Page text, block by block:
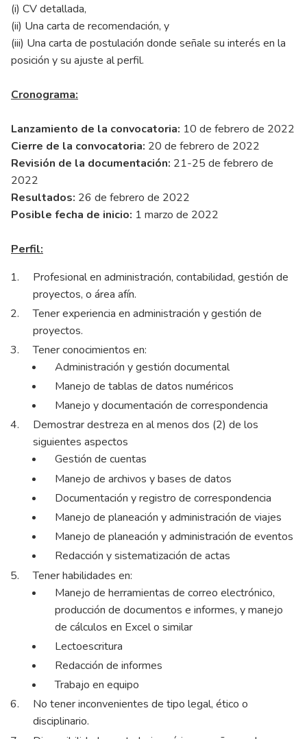
(i) CV detallada,
(ii) Una carta de recomendación, y
(iii) Una carta de postulación donde señale su interés en la
posición y su ajuste al perfil.
Cronograma:
Lanzamiento de la convocatoria: 10 de febrero de 2022
Cierre de la convocatoria: 20 de febrero de 2022
Revisión de la documentación: 21-25 de febrero de
2022
Resultados: 26 de febrero de 2022
Posible fecha de inicio: 1 marzo de 2022
Perfil:
Profesional en administración, contabilidad, gestión de
proyectos, o área afín.
Tener experiencia en administración y gestión de
proyectos.
Tener conocimientos en:
Administración y gestión documental
Manejo de tablas de datos numéricos
Manejo y documentación de correspondencia
Demostrar destreza en al menos dos (2) de los
siguientes aspectos
Gestión de cuentas
Manejo de archivos y bases de datos
Documentación y registro de correspondencia
Manejo de planeación y administración de viajes
Manejo de planeación y administración de eventos
Redacción y sistematización de actas
Tener habilidades en:
Manejo de herramientas de correo electrónico,
producción de documentos e informes, y manejo
de cálculos en Excel o similar
Lectoescritura
Redacción de informes
Trabajo en equipo
No tener inconvenientes de tipo legal, ético o
disciplinario.